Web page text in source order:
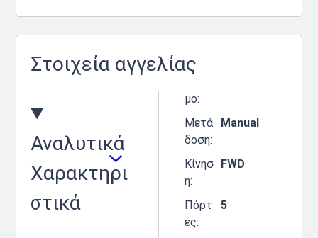
Παρουσιάσεις
MOTO
Μεταχειρισμένο
Οδηγός αγοράς
Συμβουλές
Αναλυτικά
Χαρακτηρι
στικά
μο
Μετά
δοση
Manual
Κίνησ
η
FWD
Πόρτ
ες
5